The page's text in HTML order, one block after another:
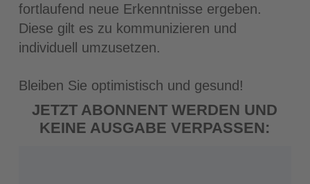
fortlaufend neue Erkenntnisse ergeben.
Diese gilt es zu kommunizieren und
individuell umzusetzen.
Bleiben Sie optimistisch und gesund!
JETZT ABONNENT WERDEN UND
KEINE AUSGABE VERPASSEN: